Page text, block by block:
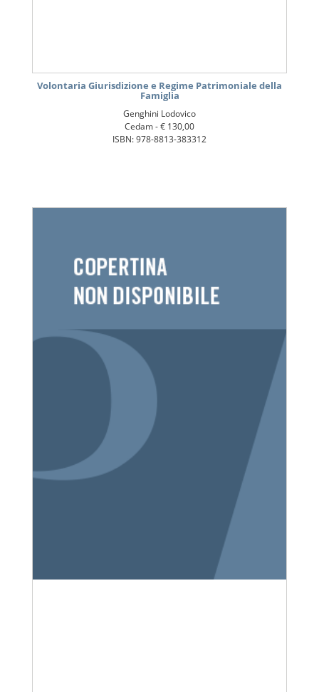
Volontaria Giurisdizione e Regime Patrimoniale della
Famiglia
Genghini Lodovico
Cedam -€ 130,00
ISBN: 978-8813-383312